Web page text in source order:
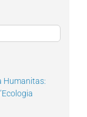
Humanitas: